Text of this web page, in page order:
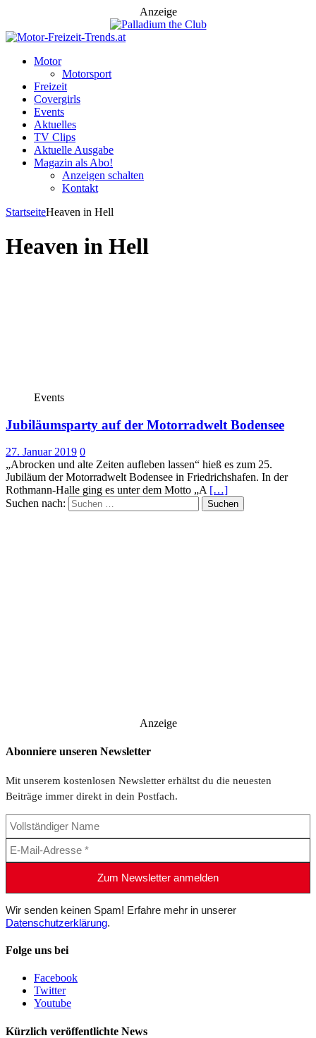
Anzeige
Motor
Motorsport
Freizeit
Covergirls
Events
Aktuelles
TV Clips
Aktuelle Ausgabe
Magazin als Abo!
Anzeigen schalten
Kontakt
StartseiteHeaven in Hell
Heaven in Hell
Events
Jubiläumsparty auf der Motorradwelt Bodensee
27. Januar 2019 0
„Abrocken und alte Zeiten aufleben lassen“ hieß es zum 25.
Jubiläum der Motorradwelt Bodensee in Friedrichshafen. In der
Rothmann-Halle ging es unter dem Motto „A […]
Suchen nach:
Anzeige
Abonniere unseren Newsletter
Mit unserem kostenlosen Newsletter erhältst du die neuesten
Beiträge immer direkt in dein Postfach.
Wir senden keinen Spam! Erfahre mehr in unserer
Datenschutzerklärung.
Folge uns bei
Facebook
Twitter
Youtube
Kürzlich veröffentlichte News